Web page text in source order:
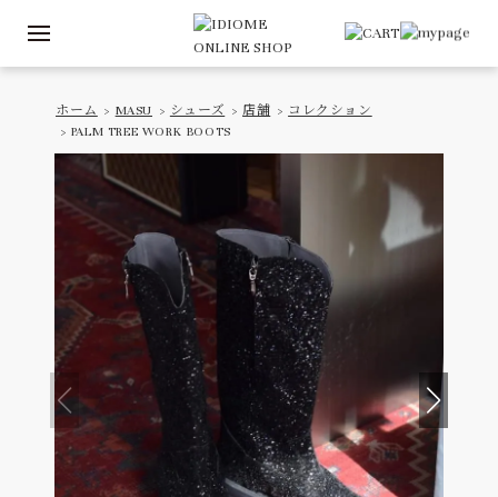
ホーム > MASU > シューズ > 店舗 > コレクション
> PALM TREE WORK BOOTS